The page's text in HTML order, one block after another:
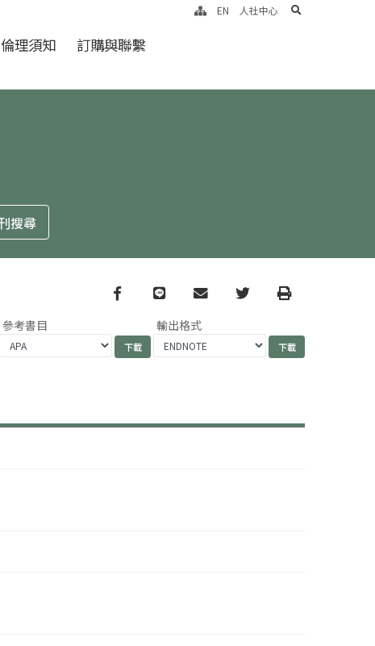
倫理須知 訂購與聯繫
EN 人社中心 search
Facebook
line email TwitterPrint
參考書目 輸出格式